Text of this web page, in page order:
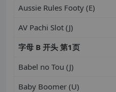
Aussie Rules Footy (E)
AV Pachi Slot (J)
字母 B 开头 第1页
Babel no Tou (J)
Baby Boomer (U)